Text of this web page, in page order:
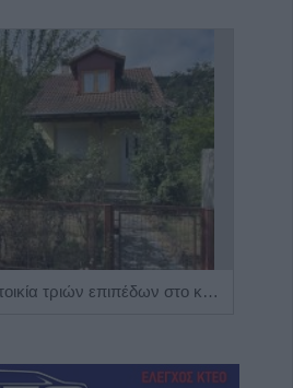
Πωλείται μονοκατοικία τριών επιπέδων στο καταπράσινο Πευκόφυτο Καρδίτσας